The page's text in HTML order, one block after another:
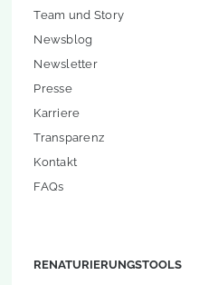
Team und Story
Newsblog
Newsletter
Presse
Karriere
Transparenz
Kontakt
FAQs
RENATURIERUNGSTOOLS